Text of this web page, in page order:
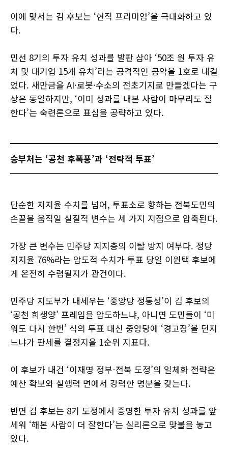
이에 맞서는 김 후보는 ‘현직 프리미엄’을 극대화하고 있
다.
민선 8기의 투자 유치 성과를 발판 삼아 ‘50조 원 투자 유
치 및 대기업 15개 유치’라는 공격적인 공약을 1호로 내걸
었다. 새만금을 AI·로봇·수소의 전초기지로 만들겠다는 구
상은 동일하지만, ‘이미 성과를 내본 사람이 마무리도 잘
한다’는 숙련론으로 표심을 공략하고 있다.
승부처는 ‘공천 후폭풍’과 ‘전략적 투표’
단순한 지지율 수치를 넘어, 투표소로 향하는 전북도민의
손끝을 움직일 실질적 변수는 세 가지 지점으로 압축된다.
가장 큰 변수는 민주당 지지층의 이탈 방지 여부다. 정당
지지율 76%라는 압도적 수치가 투표 당일 이원택 후보에
게 온전히 수렴될지가 관건이다.
민주당 지도부가 내세우는 ‘중앙당 정통성’이 김 후보의
‘공천 희생양’ 프레임을 압도하느냐, 아니면 도민들이 ‘미
워도 다시 한번’ 식의 투표 대신 중앙당에 ‘경고장’을 던지
느냐가 판세를 결정지을 1순위 지표다.
이 후보가 내건 ‘이재명 정부-전북 도정’의 일체화 전략은
예산 확보와 실행력 면에서 강력한 명분을 갖는다.
반면 김 후보는 8기 도정에서 증명한 투자 유치 성과를 앞
세워 ‘해본 사람이 더 잘한다’는 실리론으로 맞불을 놓고
있다.